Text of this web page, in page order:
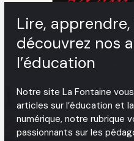
Lire, apprendre,
découvrez nos
l’éducation
Notre site La Fontaine
articles sur l’éducation et
numérique, notre rubrique
passionnants sur les